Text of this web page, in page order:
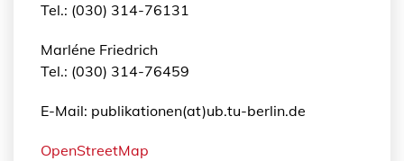
Tel.: (030) 314-76131
Marléne Friedrich
Tel.: (030) 314-76459
E-Mail: publikationen(at)ub.tu-berlin.de
OpenStreetMap